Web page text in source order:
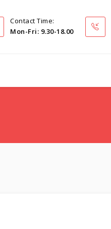
Contact Time:
Mon-Fri: 9.30-18.00